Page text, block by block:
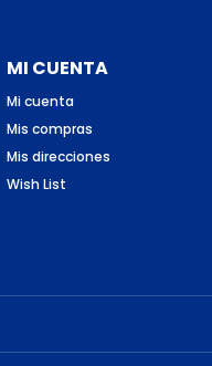
MI CUENTA
Mi cuenta
Mis compras
Mis direcciones
Wish List